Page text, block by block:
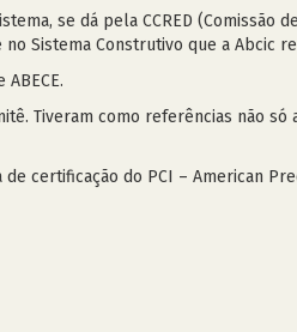
se dá pela CCRED (Comissão
Sistema Construtivo que a Abcic
ABECE.
Tiveram como referências não só
certificação do PCI – American